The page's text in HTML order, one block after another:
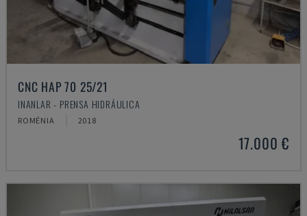
CNC HAP 70 25/21
INANLAR - PRENSA HIDRÁULICA
ROMÉNIA 2018
17.000 €